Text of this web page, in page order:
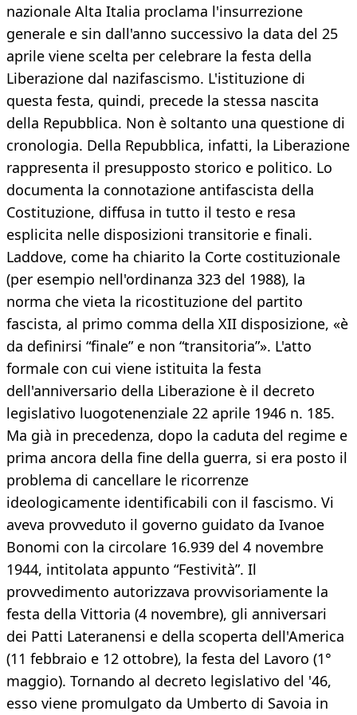
nazionale Alta Italia proclama l'insurrezione
generale e sin dall'anno successivo la data del 25
aprile viene scelta per celebrare la festa della
Liberazione dal nazifascismo. L'istituzione di
questa festa, quindi, precede la stessa nascita
della Repubblica. Non è soltanto una questione di
cronologia. Della Repubblica, infatti, la Liberazione
rappresenta il presupposto storico e politico. Lo
documenta la connotazione antifascista della
Costituzione, diffusa in tutto il testo e resa
esplicita nelle disposizioni transitorie e finali.
Laddove, come ha chiarito la Corte costituzionale
(per esempio nell'ordinanza 323 del 1988), la
norma che vieta la ricostituzione del partito
fascista, al primo comma della XII disposizione, «è
da definirsi “finale” e non “transitoria”». L'atto
formale con cui viene istituita la festa
dell'anniversario della Liberazione è il decreto
legislativo luogotenenziale 22 aprile 1946 n. 185.
Ma già in precedenza, dopo la caduta del regime e
prima ancora della fine della guerra, si era posto il
problema di cancellare le ricorrenze
ideologicamente identificabili con il fascismo. Vi
aveva provveduto il governo guidato da Ivanoe
Bonomi con la circolare 16.939 del 4 novembre
1944, intitolata appunto “Festività”. Il
provvedimento autorizzava provvisoriamente la
festa della Vittoria (4 novembre), gli anniversari
dei Patti Lateranensi e della scoperta dell'America
(11 febbraio e 12 ottobre), la festa del Lavoro (1°
maggio). Tornando al decreto legislativo del '46,
esso viene promulgato da Umberto di Savoia in